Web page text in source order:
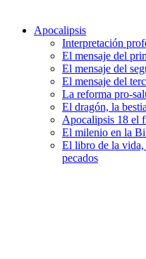
Apocalipsis
Interpretación
El mensaje del
El mensaje del
El mensaje del
La reforma pro-
El dragón, la
Apocalipsis 18 el
El milenio en la
El libro de la
pecados